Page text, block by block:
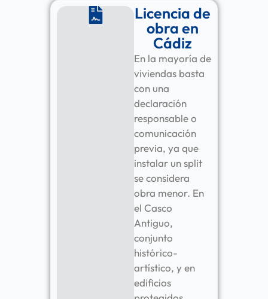
Licencia de
obra en
Cádiz
En la mayoría de
viviendas basta
con una
declaración
responsable o
comunicación
previa, ya que
instalar un split
se considera
obra menor. En
el Casco
Antiguo,
conjunto
histórico-
artístico, y en
edificios